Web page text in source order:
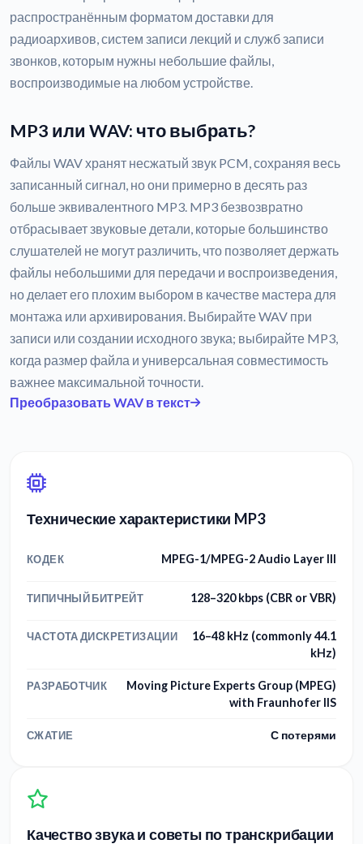
распространённым форматом доставки для
радиоархивов, систем записи лекций и служб записи
звонков, которым нужны небольшие файлы,
воспроизводимые на любом устройстве.
MP3 или WAV: что выбрать?
Файлы WAV хранят несжатый звук PCM, сохраняя весь
записанный сигнал, но они примерно в десять раз
больше эквивалентного MP3. MP3 безвозвратно
отбрасывает звуковые детали, которые большинство
слушателей не могут различить, что позволяет держать
файлы небольшими для передачи и воспроизведения,
но делает его плохим выбором в качестве мастера для
монтажа или архивирования. Выбирайте WAV при
записи или создании исходного звука; выбирайте MP3,
когда размер файла и универсальная совместимость
важнее максимальной точности.
Преобразовать WAV в текст
Технические характеристики MP3
КОДЕК MPEG-1/MPEG-2 Audio Layer III
ТИПИЧНЫЙ БИТРЕЙТ 128–320 kbps (CBR or VBR)
ЧАСТОТА ДИСКРЕТИЗАЦИИ
16–48 kHz (commonly 44.1
kHz)
РАЗРАБОТЧИК
Moving Picture Experts Group (MPEG)
with Fraunhofer IIS
СЖАТИЕ С потерями
Качество звука и советы по транскрибации